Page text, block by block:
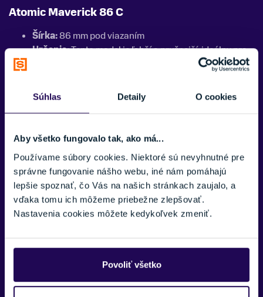
Súhlas Detaily O cookies
Aby všetko fungovalo tak, ako má...
Používame súbory cookies. Niektoré sú nevyhnutné pre
správne fungovanie nášho webu, iné nám pomáhajú
lepšie spoznať, čo Vás na našich stránkach zaujalo, a
vďaka tomu ich môžeme priebežne zlepšovať.
Nastavenia cookies môžete kedykoľvek zmeniť.
Povoliť všetko
Atomic Maverick 86 C
Šírka:86 mm pod viazaním
Určenie:Tento model je ľahší a pružnejší, ideálny pre
lyžiarov, ktorí preferujú ľahké a ľahko ovládateľné lyže.
na upravených tratiach.
Nízka hmotnosť, ľahké ovládanie, ideálny
Šírka:83 mm pod viazaním
Určenie:Najštíhlejší model v rade Maverick, ktorý je
určený pre lyžiarov, ktorí väčšinu času strávia na
upravených zjazdovkách. Je skvelý na presné oblúky a
Čo ste o Atomic Maverick nevedeli?